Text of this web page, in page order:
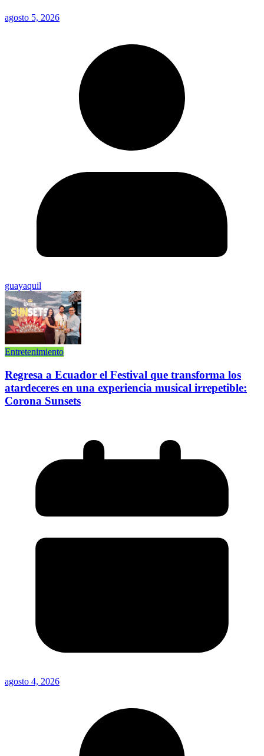
agosto 5, 2026
guayaquil
Entretenimiento
Regresa a Ecuador el Festival que transforma los
atardeceres en una experiencia musical irrepetible:
Corona Sunsets
agosto 4, 2026